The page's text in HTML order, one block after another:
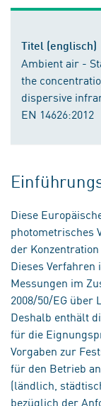
Titel (englisch)
Ambient air -
the
dispersive
EN 14626:2012
Diese
photometrisches
der
Dieses
Messungen im
2008/50/EG über
Deshalb enthält
für die
Vorgaben zur
für den Betrieb
(ländlich,
bezüglich der